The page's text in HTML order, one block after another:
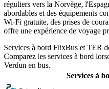
réguliers vers la Norvège,
abordables et des équipements
Wi-Fi gratuite, des prises de
offre une expérience de voyage
Services à bord FlixBus et TER
Comparez les services à bord
Verdun en bus.
Services à